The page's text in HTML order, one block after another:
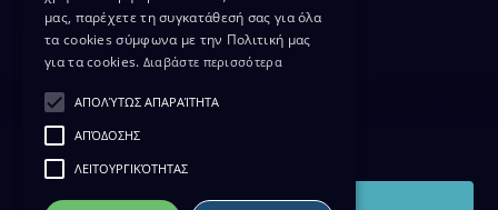
μας, παρέχετε τη συγκατάθεσή σας για όλα
τα cookies σύμφωνα με την Πολιτική μας
για τα cookies. Διαβάστε περισσότερα
ΑΠΟΛΎΤΩΣ ΑΠΑΡΑΊΤΗΤΑ
ΑΠΌΔΟΣΗΣ
ΛΕΙΤΟΥΡΓΙΚΌΤΗΤΑΣ